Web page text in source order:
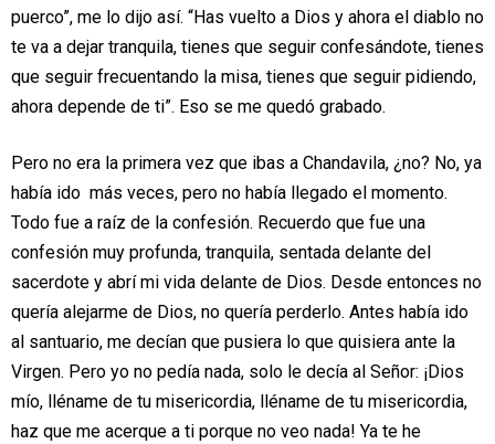
puerco”, me lo dijo así. “Has vuelto a Dios y ahora el diablo no
te va a dejar tranquila, tienes que seguir confesándote, tienes
que seguir frecuentando la misa, tienes que seguir pidiendo,
ahora depende de ti”. Eso se me quedó grabado.
Pero no era la primera vez que ibas a Chandavila, ¿no? No, ya
había ido más veces, pero no había llegado el momento.
Todo fue a raíz de la confesión. Recuerdo que fue una
confesión muy profunda, tranquila, sentada delante del
sacerdote y abrími vida delante de Dios. Desde entonces no
quería alejarme de Dios, no quería perderlo. Antes había ido
al santuario, me decían que pusiera lo que quisiera ante la
Virgen. Pero yo no pedía nada, solo le decía al Señor: ¡Dios
mío, lléname de tu misericordia, lléname de tu misericordia,
haz que me acerque a ti porque no veo nada! Ya te he